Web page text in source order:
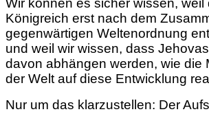
Wir können es sicher wissen, weil
Königreich erst nach dem
gegenwärtigen Weltenordnung
und weil wir wissen, dass
davon abhängen werden, wie die
der Welt auf diese Entwicklung
Nur um das klarzustellen: Der